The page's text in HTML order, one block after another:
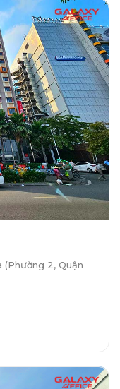
2, Quận